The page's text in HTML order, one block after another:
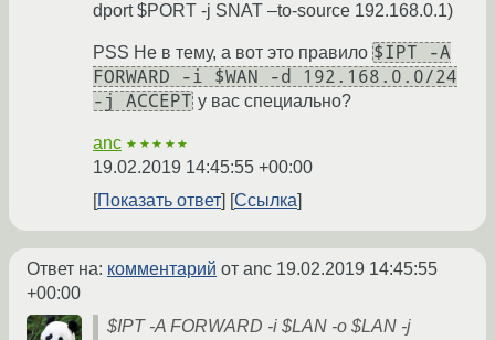
dport $PORT -j SNAT –to-source 192.168.0.1)
PSS Не в тему, а вот это правило $IPT -A
FORWARD -i $WAN -d 192.168.0.0/24
-j ACCEPT у вас специально?
anc ★★★★★
19.02.2019 14:45:55 +00:00
Показать ответ
Ссылка
Ответ на: комментарий от anc 19.02.2019 14:45:55
+00:00
$IPT -A FORWARD -i $LAN -o $LAN -j